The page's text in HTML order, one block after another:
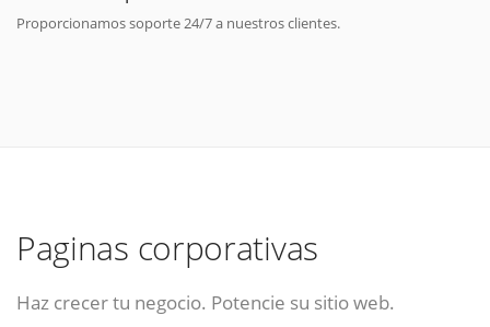
Proporcionamos soporte 24/7 a nuestros clientes.
Paginas corporativas
Haz crecer tu negocio. Potencie su sitio web.